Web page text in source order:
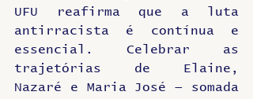
UFU reafirma que a luta
antirracista é contínua e
essencial. Celebrar as
trajetórias de Elaine,
Nazaré e Maria José — somada